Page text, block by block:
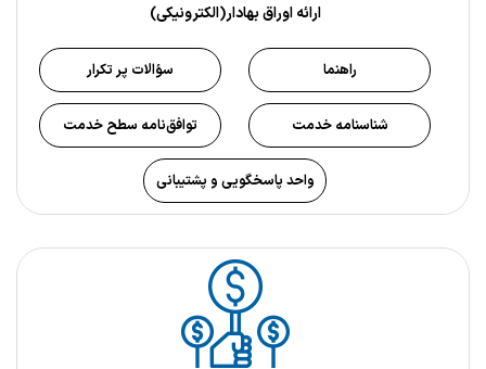
ارائه اوراق بهادار(الکترونیکی)
راهنما سؤالات پر تکرار
شناسنامه خدمت توافق‌نامه سطح خدمت
واحد پاسخگویی و پشتیبانی